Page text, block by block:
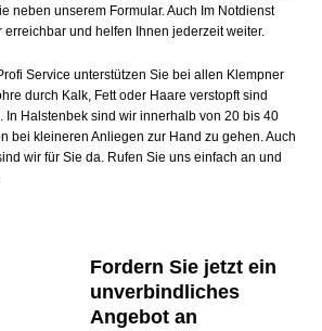
neben unserem Formular. Auch Im Notdienst
und helfen Ihnen jederzeit weiter.
Service unterstützen Sie bei allen Klempner
durch Kalk, Fett oder Haare verstopft sind
In Halstenbek sind wir innerhalb von 20 bis 40
bei kleineren Anliegen zur Hand zu gehen. Auch
wir für Sie da. Rufen Sie uns einfach an und
Fordern Sie jetzt ein
unverbindliches
Angebot an